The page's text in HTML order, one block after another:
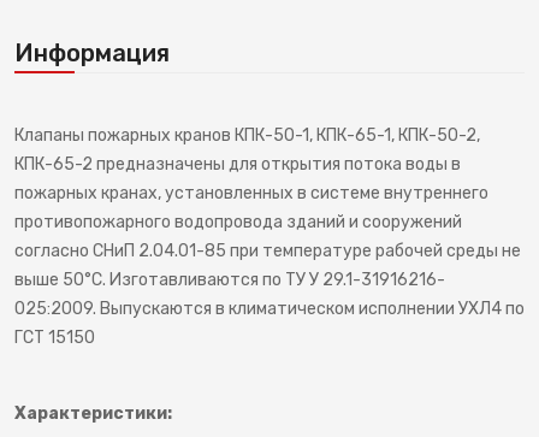
Информация
Клапаны пожарных кранов КПК-50-1, КПК-65-1, КПК-50-2,
КПК-65-2 предназначены для открытия потока воды в
пожарных кранах, установленных в системе внутреннего
противопожарного водопровода зданий и сооружений
согласно СНиП 2.04.01-85 при температуре рабочей среды не
выше 50°С. Изготавливаются по ТУ У 29.1-31916216-
025:2009. Выпускаются в климатическом исполнении УХЛ4 по
ГСТ 15150
Характеристики: